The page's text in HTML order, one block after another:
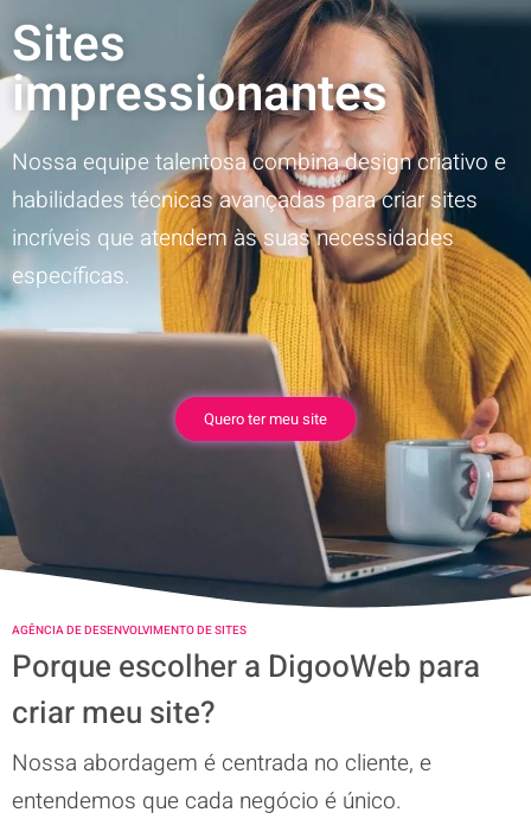
Sites
impressionantes
Nossa equipe talentosa combina design criativo e
habilidades técnicas avançadas para criar sites
incríveis que atendem às suas necessidades
específicas.
Quero ter meu site
AGÊNCIA DE DESENVOLVIMENTO DE SITES
Porque escolher a DigooWeb para
criar meu site?
Nossa abordagem é centrada no cliente, e
entendemos que cada negócio é único.